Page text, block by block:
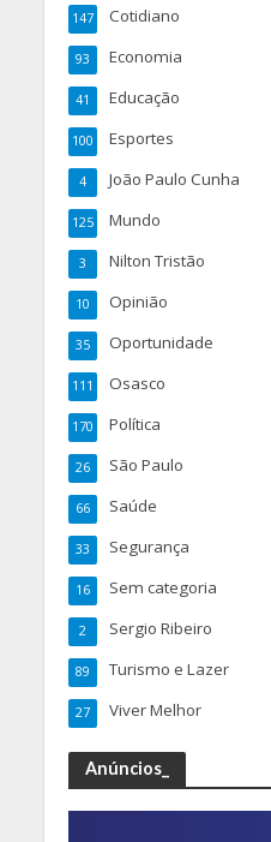
Cotidiano
147
Economia
93
Educação
41
Esportes
100
João Paulo Cunha
4
Mundo
125
Nilton Tristão
3
Opinião
10
Oportunidade
35
Osasco
111
Política
170
São Paulo
26
Saúde
66
Segurança
33
Sem categoria
16
Sergio Ribeiro
2
Turismo e Lazer
89
Viver Melhor
27
Anúncios_